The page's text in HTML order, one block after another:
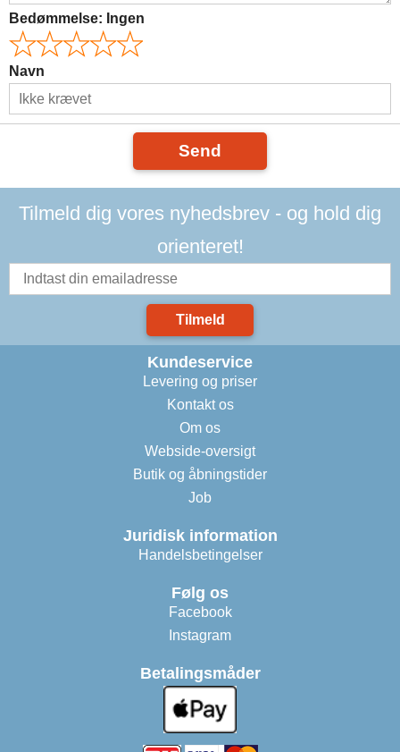
Bedømmelse: Ingen
Navn
Send
Tilmeld dig vores nyhedsbrev - og hold dig
orienteret!
Tilmeld
Kundeservice
Levering og priser
Kontakt os
Om os
Webside-oversigt
Butik og åbningstider
Job
Juridisk information
Handelsbetingelser
Følg os
Facebook
Instagram
Betalingsmåder